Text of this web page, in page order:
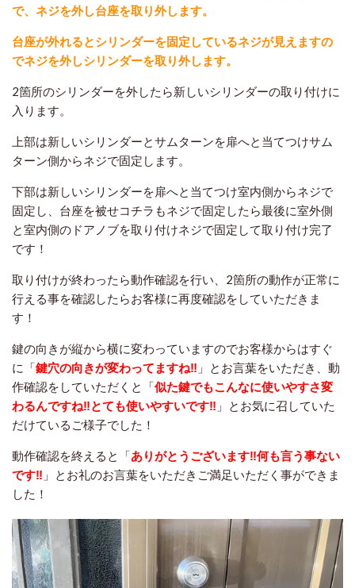
で、ネジを外し台座を取り外します。
台座が外れるとシリンダーを固定しているネジが見えますの
でネジを外しシリンダーを取り外します。
2箇所のシリンダーを外したら新しいシリンダーの取り付けに
入ります。
上部は新しいシリンダーとサムターンを扉へと当てつけサム
ターン側からネジで固定します。
下部は新しいシリンダーを扉へと当てつけ室内側からネジで
固定し、台座を被せコチラもネジで固定したら最後に室外側
と室内側のドアノブを取り付けネジで固定して取り付け完了
です！
取り付けが終わったら動作確認を行い、2箇所の動作が正常に
行える事を確認したらお客様に再度確認をしていただきま
す！
鍵の向きが縦から横に変わっていますのでお客様からはすぐ
に「鍵穴の向きが変わってますね‼︎ 」とお言葉をいただき、動
作確認をしていただくと「似た鍵でもこんなに使いやすさ変
わるんですね‼︎とても使いやすいです‼︎ 」とお気に召していた
だけているご様子でした！
動作確認を終えると「ありがとうございます‼︎何も言う事ない
です‼︎ 」とお礼のお言葉をいただきご満足いただく事ができま
した！